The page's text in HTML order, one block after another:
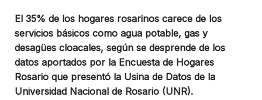
El 35% de los hogares rosarinos carece de los
servicios básicos como agua potable, gas y
desagües cloacales, según se desprende de los
datos aportados por la Encuesta de Hogares
Rosario que presentó la Usina de Datos de la
Universidad Nacional de Rosario (UNR).